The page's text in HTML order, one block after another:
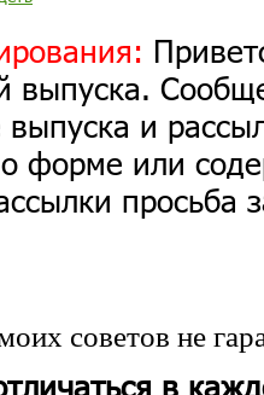
выпуска.
и
форме или
просьба
советов не
в